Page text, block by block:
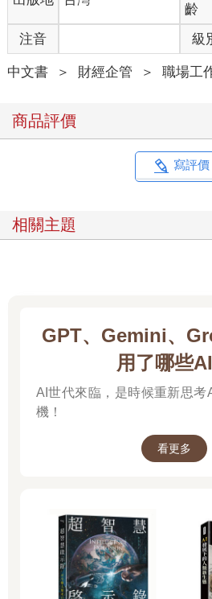
齡
注音 級
中文書 ＞ 財經企管 ＞ 職場工
商品評價
寫評價
相關主題
GPT、Gemini、
用了哪些
AI世代來臨，是時候重新思考
機！
看更多